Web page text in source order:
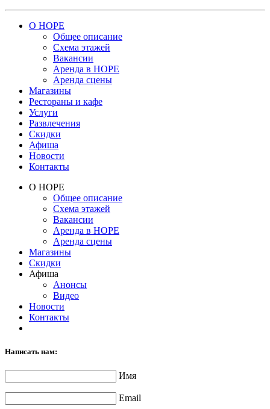
О НОРЕ
Общее описание
Схема этажей
Вакансии
Аренда в НОРЕ
Аренда сцены
Магазины
Рестораны и кафе
Услуги
Развлечения
Скидки
Афиша
Новости
Контакты
О НОРЕ
Общее описание
Схема этажей
Вакансии
Аренда в НОРЕ
Аренда сцены
Магазины
Скидки
Афиша
Анонсы
Видео
Новости
Контакты
Написать нам:
Имя
Email